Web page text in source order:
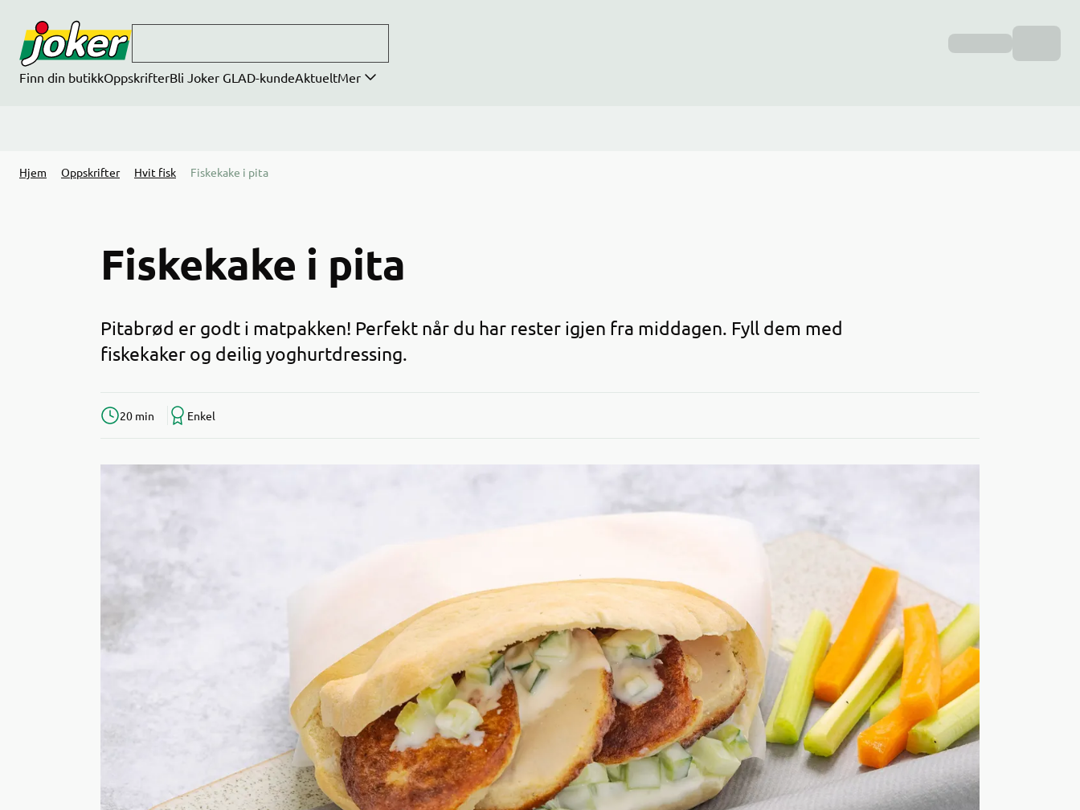
Finn din butikkOppskrifterBli Joker GLAD-kundeAktueltMer
Hjem Oppskrifter Hvit fisk Fiskekake i pita
Fiskekake i pita
Pitabrød er godt i matpakken! Perfekt når du har rester igjen fra middagen. Fyll dem med
fiskekaker og deilig yoghurtdressing.
20 min Enkel